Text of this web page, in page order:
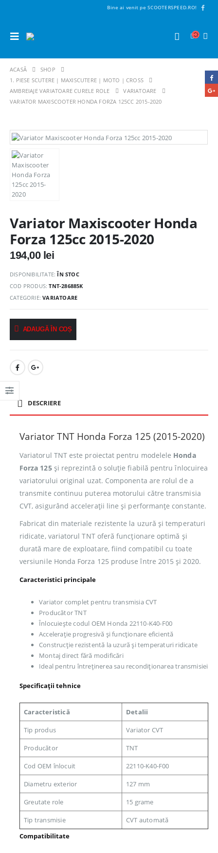
Bine ai venit pe SCOOTERSPEED.RO!
ACASĂ
SHOP
1. PIESE SCUTERE | MAXISCUTERE | MOTO | CROSS
AMBREIAJE VARIATOARE CURELE ROLE
VARIATOARE
VARIATOR MAXISCOOTER HONDA FORZA 125CC 2015-2020
Variator Maxiscooter Honda
Forza 125cc 2015-2020
194,00 lei
DISPONIBILITATE:ÎN STOC
COD PRODUS:TNT-286885K
CATEGORIE:VARIATOARE
ADAUGĂ ÎN COȘ
DESCRIERE
Variator TNT Honda Forza 125 (2015-2020)
Variatorul TNT este proiectat pentru modelele Honda
Forza 125și reprezintă o soluție fiabilă pentru înlocuirea
variatorului original uzat. Componenta are rolul de a
transmite continuu puterea motorului către transmisia
CVT, asigurând accelerații line și performanțe constante.
Fabricat din materiale rezistente la uzură și temperaturi
ridicate, variatorul TNT oferă funcționare optimă și
durată mare de exploatare, fiind compatibil cu toate
versiunile Honda Forza 125 produse între 2015 și 2020.
Caracteristici principale
Variator complet pentru transmisia CVT
Producător TNT
Înlocuiește codul OEM Honda 22110-K40-F00
Accelerație progresivă și funcționare eficientă
Construcție rezistentă la uzură și temperaturi ridicate
Montaj direct fără modificări
Ideal pentru întreținerea sau recondiționarea transmisiei
Specificații tehnice
Caracteristică Detalii
Tip produs Variator CVT
Producător TNT
Cod OEM înlocuit 22110-K40-F00
Diametru exterior 127 mm
Greutate role 15 grame
Tip transmisie
CVT automată
Compatibilitate